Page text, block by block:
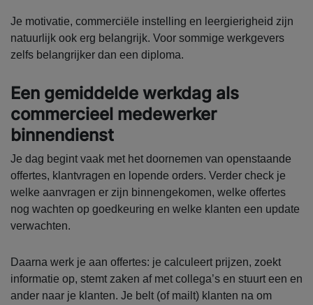
Je motivatie, commerciële instelling en leergierigheid zijn
natuurlijk ook erg belangrijk. Voor sommige werkgevers
zelfs belangrijker dan een diploma.
Een gemiddelde werkdag als
commercieel medewerker
binnendienst
Je dag begint vaak met het doornemen van openstaande
offertes, klantvragen en lopende orders. Verder check je
welke aanvragen er zijn binnengekomen, welke offertes
nog wachten op goedkeuring en welke klanten een update
verwachten.
Daarna werk je aan offertes: je calculeert prijzen, zoekt
informatie op, stemt zaken af met collega’s en stuurt een en
ander naar je klanten. Je belt (of mailt) klanten na om